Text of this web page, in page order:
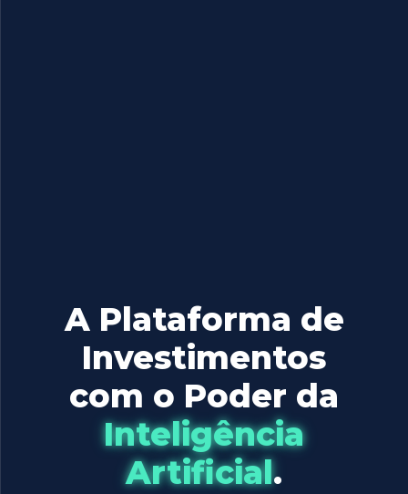
A Plataforma de
Investimentos
com o Poder da
Inteligência
Artificial.